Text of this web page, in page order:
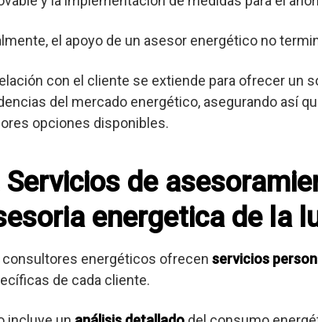
el apoyo de un asesor energético no
con el cliente se extiende para ofrecer un
del mercado energético, asegurando así
opciones disponibles.
Servicios de
energetica de la
consultores energéticos ofrecen servicios
de cada cliente.